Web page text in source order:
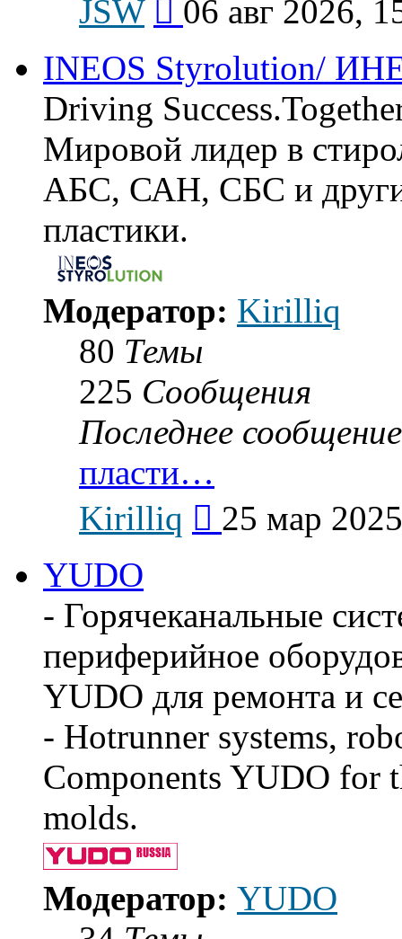
JSW
последнему
06 авг 2026,
INEOS Styrolution/
Driving
Мировой лидер в
АБС, САН, СБС и
пластики.
Модератор: Kirilliq
80 Темы
225 Сообщения
Последнее сообщение
пласти…
Kirilliq
последнему
25 мар
YUDO
- Горячеканальные
периферийное
YUDO для ремонта и
- Hotrunner systems,
Components YUDO for
molds.
Модератор: YUDO